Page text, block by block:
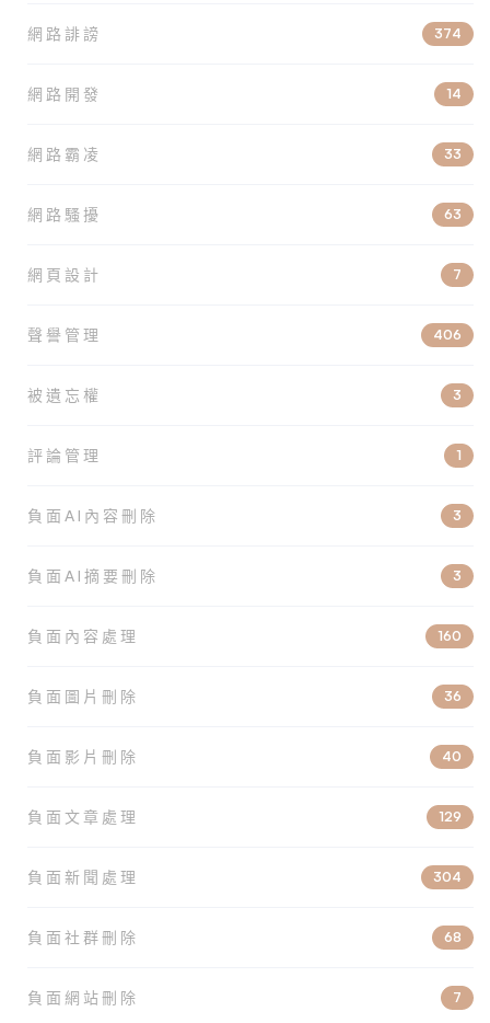
網路誹謗 374
網路開發 14
網路霸凌 33
網路騷擾 63
網頁設計 7
聲譽管理 406
被遺忘權 3
評論管理 1
負面AI內容刪除 3
負面AI摘要刪除 3
負面內容處理 160
負面圖片刪除 36
負面影片刪除 40
負面文章處理 129
負面新聞處理 304
負面社群刪除 68
負面網站刪除 7